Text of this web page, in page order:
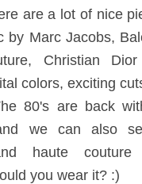
are a lot of nice
by Marc Jacobs,
Christian
colors, exciting
80's are back
we can also
haute couture
you wear it? :)